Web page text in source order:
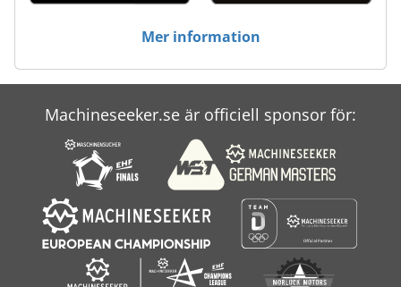
Mer information
Machineseeker.se är officiell sponsor för: